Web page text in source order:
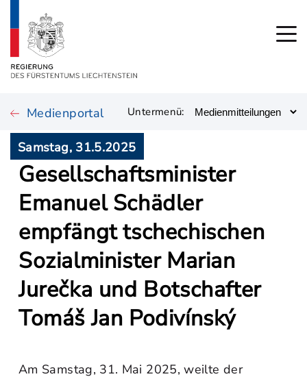
Medienportal Untermenü:
Samstag, 31.5.2025
Gesellschaftsminister
Emanuel Schädler
empfängt tschechischen
Sozialminister Marian
Jurečka und Botschafter
Tomáš Jan Podivínský
Am Samstag, 31. Mai 2025, weilte der